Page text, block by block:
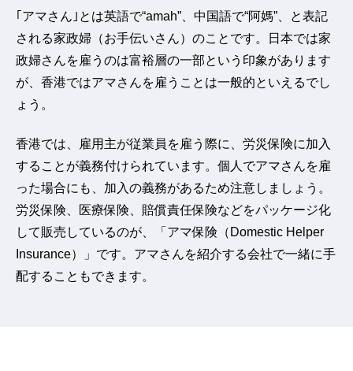
｢アマさん｣とは英語で“amah”、中国語で“阿媽”、と表記
される家政婦（お手伝いさん）のことです。日本では家
政婦さんを雇うのは富裕層の一部という印象があります
が、香港ではアマさんを雇うことは一般的といえるでし
ょう。
香港では、雇用主が従業員を雇う際に、労災保険に加入
することが義務付けられています。個人でアマさんを雇
った場合にも、加入の義務があるため注意しましょう。
労災保険、医療保険、賠償責任保険などをパッケージ化
して販売しているのが、「アマ保険（Domestic Helper
Insurance）」です。アマさんを紹介する会社で一緒に手
配することもできます。